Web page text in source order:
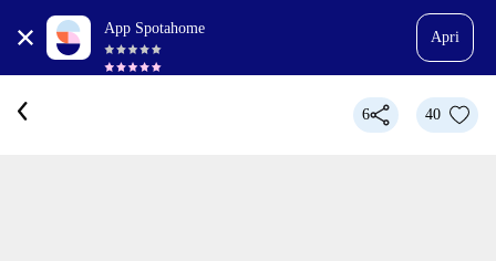
App Spotahome
Apri
6 40